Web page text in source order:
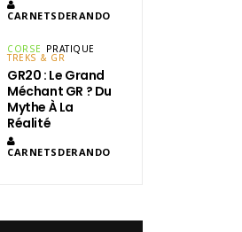
CARNETSDERANDO
CORSE PRATIQUE
TREKS & GR
GR20 : Le Grand
Méchant GR ? Du
Mythe À La
Réalité
CARNETSDERANDO